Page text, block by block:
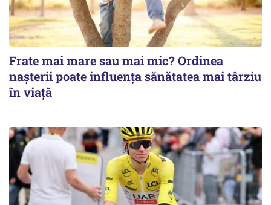
Frate mai mare sau mai mic? Ordinea
nașterii poate influența sănătatea mai târziu
în viață